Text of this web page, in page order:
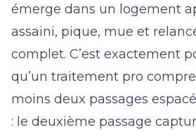
émerge dans un logement
assaini, pique, mue et
complet. C’est exactement
qu’un traitement pro
moins deux passages
: le deuxième passage